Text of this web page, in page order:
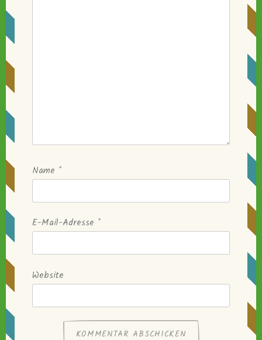
Name *
E-Mail-Adresse *
Website